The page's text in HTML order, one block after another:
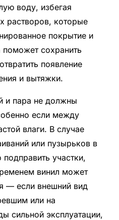
воду, избегая
растворов, которые
покрытие и
поможет сохранить
появление
и вытяжки.
и пара не должны
если между
влаги. В случае
или пузырьков в
участки,
винил может
— если внешний вид
или на
сильной эксплуатации,